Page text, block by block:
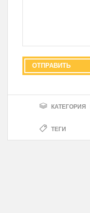
КАТЕГОРИЯ
ТЕГИ